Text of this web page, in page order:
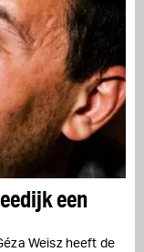
een
Weisz heeft de